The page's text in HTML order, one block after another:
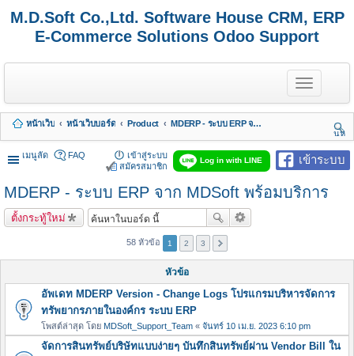
M.D.Soft Co.,Ltd. Software House CRM, ERP
E-Commerce Solutions Odoo Support
T
o
g
e
n
a
i
g
n
หน้าเว็บ หน้าเว็บบอร์ด Product
MDERP - ระบบ ERP จาก MDSoft พร้อมบริการ
นห
า
เมนูลัด
เข้าระบบ
Log in with LINE
FAQ
เข้าสู่ระบบ
สมัครสมาชิก
MDERP - ระบบ ERP จาก MDSoft พร้อมบริการ
ตั้งกระทู้ใหม่
58 หัวข้อ 1 2 3
หัวข้อ
อัพเดท MDERP Version - Change Logs โปรแกรมบริหารจัดการ
ทรัพยากรภายในองค์กร ระบบ ERP
โพสต์ล่าสุด โดย MDSoft_Support_Team « จันทร์ 10 เม.ย. 2023 6:10 pm
จัดการสินทรัพย์บริษัทแบบง่ายๆ บันทึกสินทรัพย์ผ่าน Vendor Bill ใน